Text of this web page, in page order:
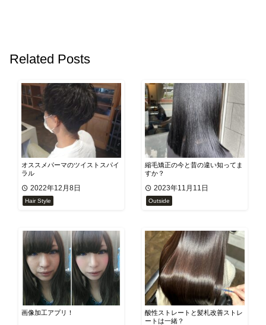
Related Posts
オススメパーマのツイストスパイ
ラル
2022年12月8日
Hair Style
縮毛矯正の今と昔の違い知ってま
すか？
2023年11月11日
Outside
画像加工アプリ！
酸性ストレートと髪札改善ストレ
ートは一緒？